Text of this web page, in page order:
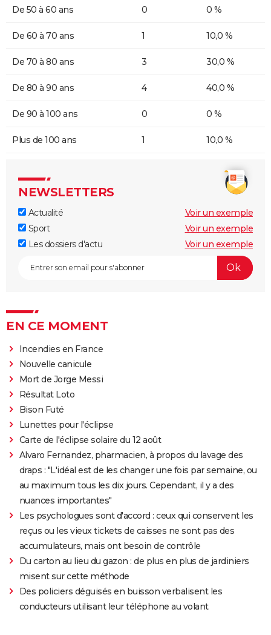
De 50 à 60 ans 0 0 %
De 60 à 70 ans 1 10,0 %
De 70 à 80 ans 3 30,0 %
De 80 à 90 ans 4 40,0 %
De 90 à 100 ans 0 0 %
Plus de 100 ans 1 10,0 %
NEWSLETTERS
Actualité
Voir un exemple
Sport
Voir un exemple
Les dossiers d'actu
Voir un exemple
EN CE MOMENT
Incendies en France
Nouvelle canicule
Mort de Jorge Messi
Résultat Loto
Bison Futé
Lunettes pour l'éclipse
Carte de l'éclipse solaire du 12 août
Alvaro Fernandez, pharmacien, à propos du lavage des
draps : "L'idéal est de les changer une fois par semaine, ou
au maximum tous les dix jours. Cependant, il y a des
nuances importantes"
Les psychologues sont d'accord : ceux qui conservent les
reçus ou les vieux tickets de caisses ne sont pas des
accumulateurs, mais ont besoin de contrôle
Du carton au lieu du gazon : de plus en plus de jardiniers
misent sur cette méthode
Des policiers déguisés en buisson verbalisent les
conducteurs utilisant leur téléphone au volant